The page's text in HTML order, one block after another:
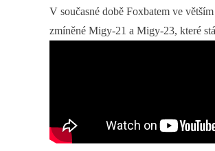
V současné době Foxbatem ve
zmíněné Migy-21 a Migy-23, které